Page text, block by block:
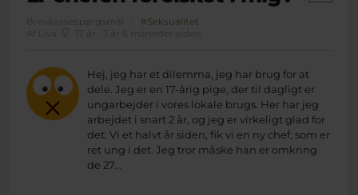
Brevkassespørgsmål
#Seksualitet
Af Liva
Hej, jeg har et dilemma, jeg har brug for at
dele. Jeg er en 17-årig pige, der til dagligt er
ungarbejder i vores lokale brugs. Her har jeg
arbejdet i snart 2 år, og jeg er virkeligt glad for
det. Vi et halvt år siden, fik vi en ny chef, som er
ret ung i det. Jeg tror måske han er omkring
de 27...